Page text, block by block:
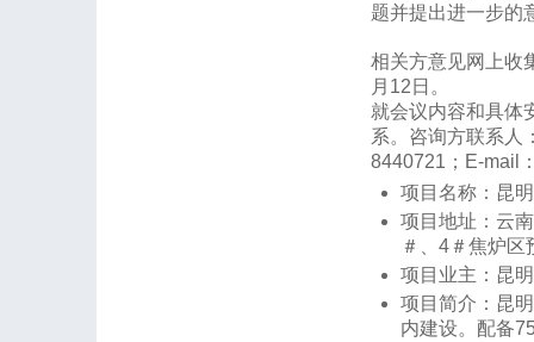
题并提出进一步的
相关方意见网上收
月12日。
就会议内容和具体
系。咨询方联系人
8440721；E-mail
项目名称：昆
项目地址：云
＃、4＃焦炉区
项目业主：昆
项目简介：昆
内建设。配备